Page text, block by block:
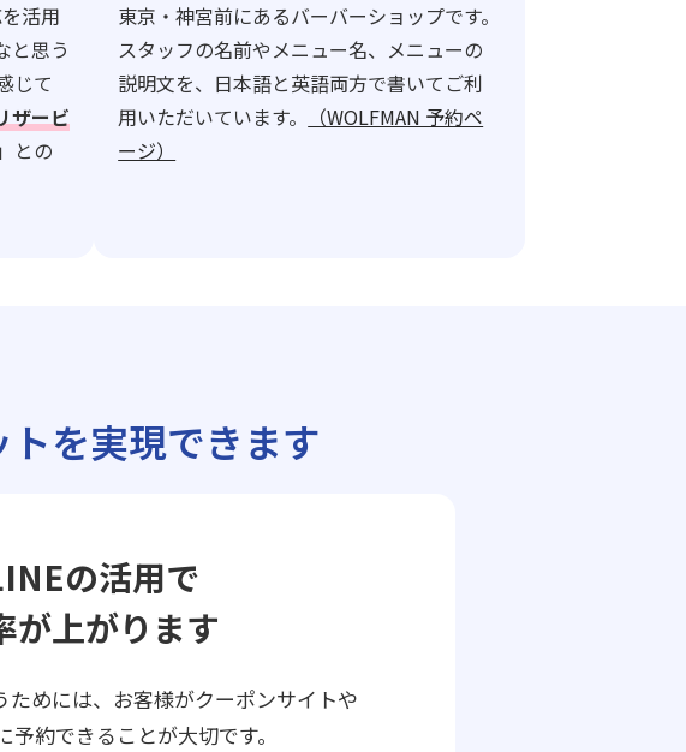
活用
と思う
じて
ザービ
との
東京・神宮前にあるバーバーショップです。
スタッフの名前やメニュー名、メニューの
説明文を、日本語と英語両方で書いてご利
用いただいています。
（WOLFMAN 予約ペ
ージ）
トを実現できます
の活用で
が上がります
ためには、お客様がクーポンサイトや
約できることが大切です。